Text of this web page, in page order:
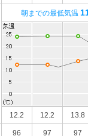
朝までの最低気温
12.2 12.2 13.8
96 97 97